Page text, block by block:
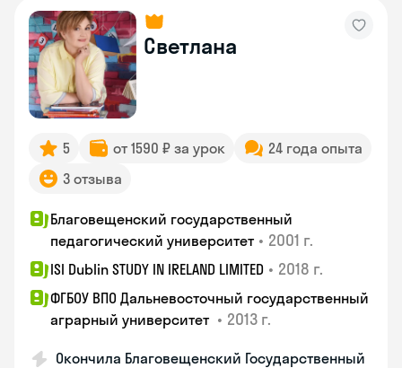
Светлана
5 от 1590 ₽ за урок
24 года опыта
3 отзыва
Благовещенский государственный
педагогический университет • 2001 г.
ISI Dublin STUDY IN IRELAND LIMITED • 2018 г.
ФГБОУ ВПО Дальневосточный государственный
аграрный университет • 2013 г.
Окончила Благовещенский Государственный